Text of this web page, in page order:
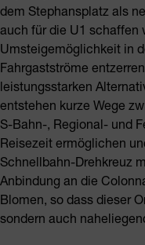
dem Stephansplatz als
auch für die U1 schaffen
Umsteigemöglichkeit in
Fahrgastströme
leistungsstarken
entstehen kurze Wege
S-Bahn-, Regional- und
Reisezeit ermöglichen
Schnellbahn-Drehkreuz
Anbindung an die
Blomen, so dass dieser
sondern auch